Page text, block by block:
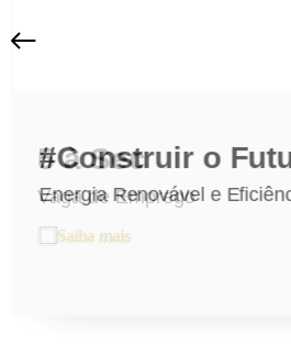
5 à Sec
Vaga de Emprego
#Construir o
Energia Renovável e